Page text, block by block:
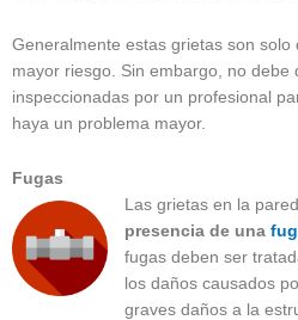
Generalmente estas grietas son
mayor riesgo. Sin embargo, no debe
inspeccionadas por un profesional
haya un problema mayor.
Fugas
Las grietas en la
presencia de una
fugas deben ser
los daños causados
graves daños a la